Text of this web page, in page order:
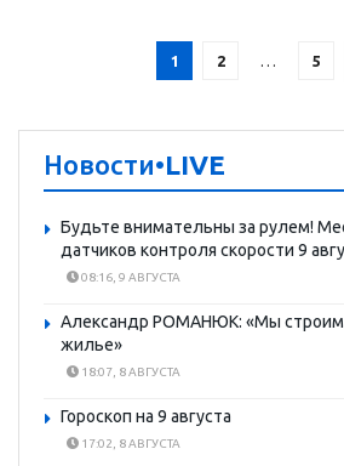
1 2 5
Новости•LIVE
Будьте внимательны за рулем!
датчиков контроля скорости 9
08:16, 9 АВГУСТА
Александр РОМАНЮК: «Мы строим
жилье»
18:07, 8 АВГУСТА
Гороскоп на 9 августа
17:02, 8 АВГУСТА